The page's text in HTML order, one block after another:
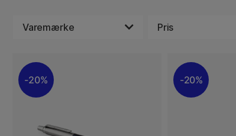
Varemærke Pris
20% 20%